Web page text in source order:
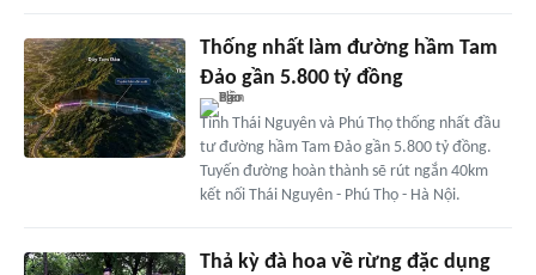
Thống nhất làm đường hầm Tam
Đảo gần 5.800 tỷ đồng
Tỉnh Thái Nguyên và Phú Thọ thống nhất đầu
tư đường hầm Tam Đảo gần 5.800 tỷ đồng.
Tuyến đường hoàn thành sẽ rút ngắn 40km
kết nối Thái Nguyên - Phú Thọ - Hà Nội.
Thả kỳ đà hoa về rừng đặc dụng